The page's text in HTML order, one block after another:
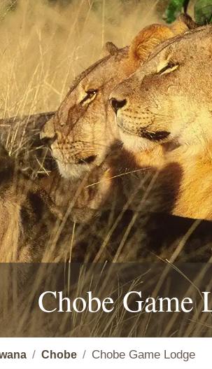
Chobe Game
Chobe Chobe Game Lodge